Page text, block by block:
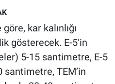
kar kalınlığı
gösterecek. E-5’in
5-15 santimetre, E-5
santimetre, TEM’in